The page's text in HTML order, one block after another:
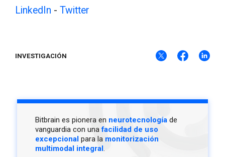
LinkedIn -Twitter
INVESTIGACIÓN
Bitbrain es pionera en neurotecnología de
vanguardia con unafacilidad de uso
excepcional para la monitorización
multimodal integral.